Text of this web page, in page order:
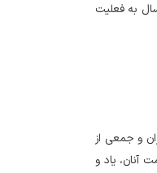
به فعلیت
و جمعی از
آنان، یاد و